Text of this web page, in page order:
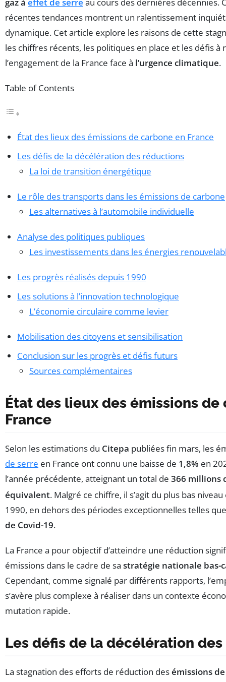
gaz à effet de serre au cours des dernières décennies.
récentes tendances montrent un ralentissement
dynamique. Cet article explore les raisons de cette
les chiffres récents, les politiques en place et les défis
l’engagement de la France face à l’urgence climatique.
Table of Contents
État des lieux des émissions de carbone en France
Les défis de la décélération des réductions
La loi de transition énergétique
Le rôle des transports dans les émissions de carbone
Les alternatives à l’automobile individuelle
Analyse des politiques publiques
Les investissements dans les énergies
Les progrès réalisés depuis 1990
Les solutions à l’innovation technologique
L’économie circulaire comme levier
Mobilisation des citoyens et sensibilisation
Conclusion sur les progrès et défis futurs
Sources complémentaires
État des lieux des émissions de
France
Selon les estimations du Citepa publiées fin mars, les
de serre en France ont connu une baisse de 1,8% en
l’année précédente, atteignant un total de 366 millions
équivalent. Malgré ce chiffre, il s’agit du plus bas
1990, en dehors des périodes exceptionnelles telles
de Covid-19.
La France a pour objectif d’atteindre une réduction
émissions dans le cadre de sa stratégie nationale bas-
Cependant, comme signalé par différents rapports,
s’avère plus complexe à réaliser dans un contexte
mutation rapide.
Les défis de la décélération
La stagnation des efforts de réduction desémissions de